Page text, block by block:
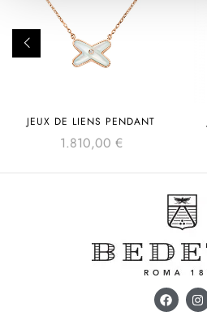
JEUX DE LIENS PENDANT
1.810,00 €